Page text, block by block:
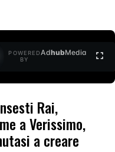
POWERED
BY
AdhubMedia
Rai,
a Verissimo,
a creare